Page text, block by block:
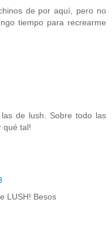
de por aquí, pero no
tiempo para recrearme
de lush. Sobre todo las
qué tal!
LUSH! Besos